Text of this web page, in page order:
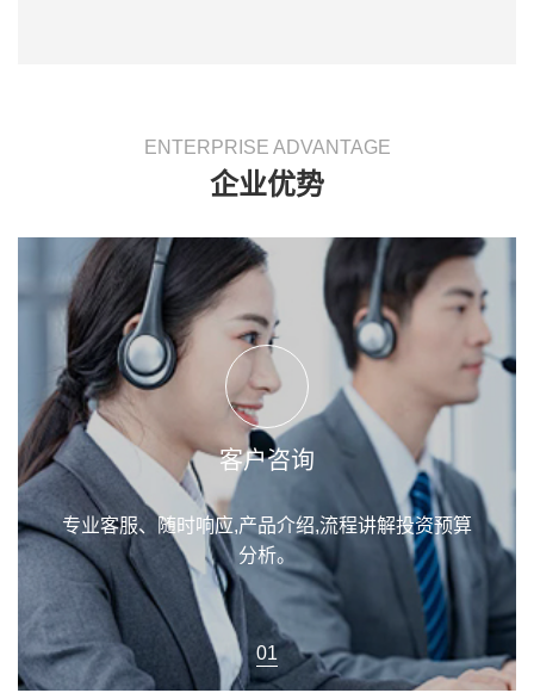
ENTERPRISE ADVANTAGE
企业优势
客户咨询
专业客服、随时响应,产品介绍,流程讲解投资预算
分析。
01